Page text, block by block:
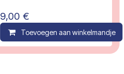
Compare
9,00 €
Toevoegen aan winkelmandje